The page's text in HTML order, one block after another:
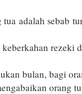
adalah sebab
rezeki
bulan, bagi
orang